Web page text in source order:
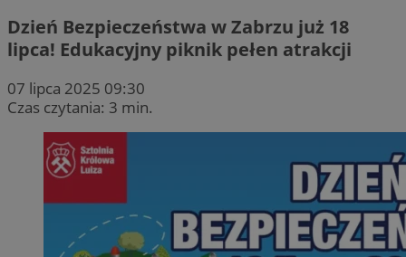
Dzień Bezpieczeństwa w Zabrzu już 18
lipca! Edukacyjny piknik pełen atrakcji
07 lipca 2025 09:30
Czas czytania: 3 min.